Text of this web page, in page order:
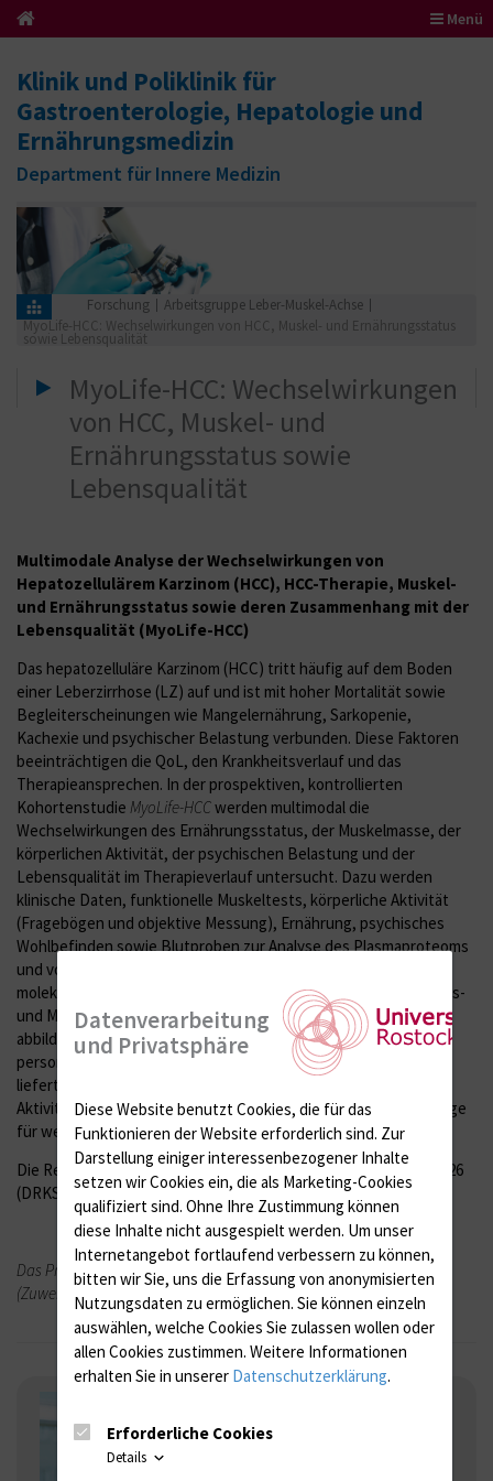
Menü
Klinik und Poliklinik für
Gastroenterologie, Hepatologie und
Ernährungsmedizin
Department für Innere Medizin
Forschung
Arbeitsgruppe Leber-Muskel-Achse
MyoLife-HCC: Wechselwirkungen von HCC, Muskel- und Ernährungsstatus
sowie Lebensqualität
MyoLife-HCC: Wechselwirkungen
von HCC, Muskel- und
Ernährungsstatus sowie
Lebensqualität
Multimodale Analyse der Wechselwirkungen von
Hepatozellulärem Karzinom (HCC), HCC-Therapie, Muskel-
und Ernährungsstatus sowie deren Zusammenhang mit der
Lebensqualität (MyoLife-HCC)
Das hepatozelluläre Karzinom (HCC) tritt häufig auf dem Boden
einer Leberzirrhose (LZ) auf und ist mit hoher Mortalität sowie
Begleiterscheinungen wie Mangelernährung, Sarkopenie,
Kachexie und psychischer Belastung verbunden. Diese Faktoren
beeinträchtigen die QoL, den Krankheitsverlauf und das
Therapieansprechen. In der prospektiven, kontrollierten
Kohortenstudie MyoLife-HCCwerden multimodal die
Wechselwirkungen des Ernährungsstatus, der Muskelmasse, der
körperlichen Aktivität, der psychischen Belastung und der
Lebensqualität im Therapieverlauf untersucht. Dazu werden
klinische Daten, funktionelle Muskeltests, körperliche Aktivität
(Fragebögen und objektive Messung), Ernährung, psychisches
Wohlbefinden sowie Blutproben zur Analyse des Plasmaproteoms
und von Myokinen/Zytokinen erhoben. Ziel ist die Identifikation
molekularer Marker der Leber-Muskel-Achse, die den Ernährungs-
und Muskelstatus sowie therapieinduzierte Veränderungen
abbilden, und die Bereitstellung von präliminären Daten für
personalisierte supportivmedizinische Strategien. Die Studie
liefert erstmals longitudinale, objektive Daten zu körperlicher
Aktivität, Muskelstatus und QoL beim HCC und legt die Grundlage
für weiterführende Forschungen.
Die Rekrutierung in dieMyoLife-HCC-Studie läuft seit Februar 2026
(DRKS00039672).
Das Projekt wird gefördert durch das CCC-MV
(Zuwendungsempfängerin K. Rischmüller).
Datenverarbeitung
und Privatsphäre
Diese Website benutzt Cookies, die für das
Funktionieren der Website erforderlich sind. Zur
Darstellung einiger interessenbezogener Inhalte
setzen wir Cookies ein, die als Marketing-Cookies
qualifiziert sind. Ohne Ihre Zustimmung können
diese Inhalte nicht ausgespielt werden. Um unser
Internetangebot fortlaufend verbessern zu können,
bitten wir Sie, uns die Erfassung von anonymisierten
Nutzungsdaten zu ermöglichen. Sie können einzeln
auswählen, welche Cookies Sie zulassen wollen oder
allen Cookies zustimmen. Weitere Informationen
erhalten Sie in unserer Datenschutzerklärung.
Erforderliche Cookies
Details